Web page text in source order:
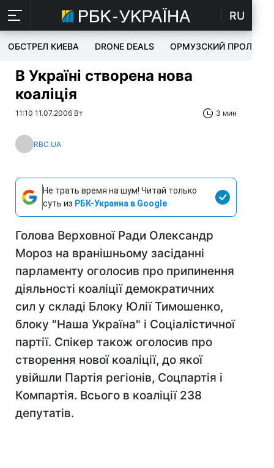
RU
ОБСТРЕЛ КИЕВА DRONE DEALS ОРМУЗСКИЙ ПРОЛИВ
В Україні створена нова
коаліція
11:10 11.07.2006 Вт 3 мин
RBC.UA
Не трать время на шум! Читай только
суть из РБК-Украина в Google
Голова Верховної Ради Олександр
Мороз на вранішньому засіданні
парламенту оголосив про припинення
діяльності коаліції демократичних
сил у складі Блоку Юлії Тимошенко,
блоку "Наша Україна" і Соціалістичної
партії. Спікер також оголосив про
створення нової коаліції, до якої
увійшли Партія регіонів, Соцпартія і
Компартія. Всього в коаліції 238
депутатів.